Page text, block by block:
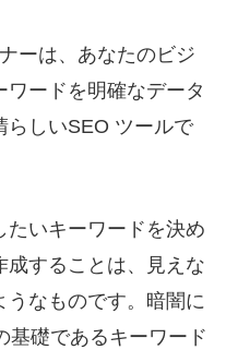
ーは、あなたのビジ
ードを明確なデータ
らしいSEO ツールで
たいキーワードを決め
成することは、見えな
うなものです。暗闇に
基礎であるキーワード